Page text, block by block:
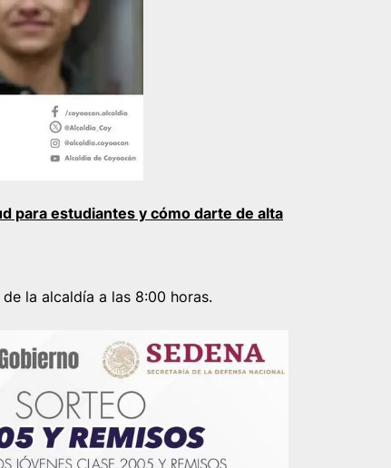
para estudiantes y cómo darte de alta
la alcaldía a las 8:00 horas.